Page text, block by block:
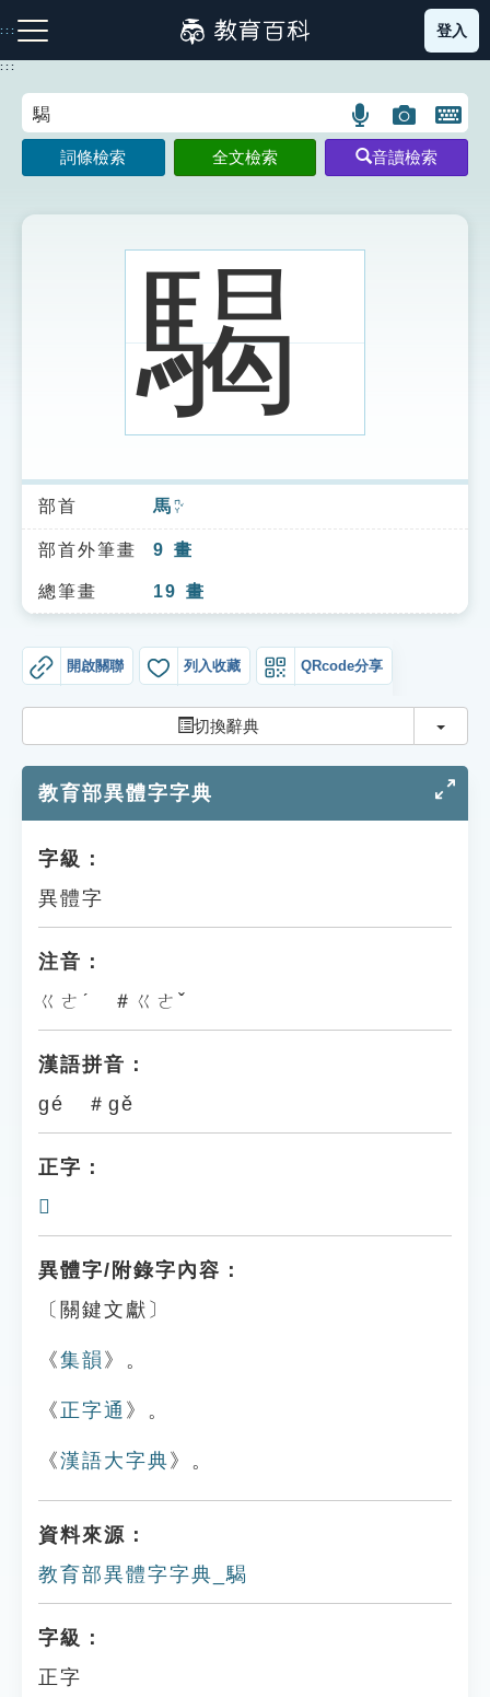
到
主
:::
注音索引圖示 筆畫索引圖示 部首索引表圖示
索引選單
知識索引
單字索引
貓頭鷹博士
登入
:::
語
言
搜
示
圖
片
搜
開
鍵
圖
詞條檢索 全文檢索 音讀檢索
騔
部首 馬 ㄇㄚˇ
部首外筆畫 9 畫
總筆畫 19 畫
開啟關聯 列入收藏 QRcode分享
切換辭典 切換
教育部異體字字典
字級：
異體字
注音：
ㄍㄜˊ ＃ㄍㄜˇ
漢語拼音：
gé ＃gě
正字：
𩢛
異體字/附錄字內容：
〔關鍵文獻〕
《集韻 》。
《 正字通 》。
《漢語大字典 》。
資料來源：
教育部異體字字典_騔
字級：
正字